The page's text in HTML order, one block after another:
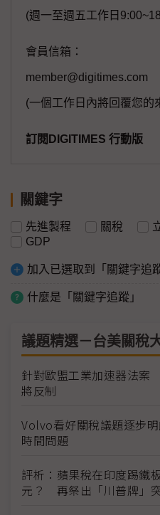
(週一至週五工作日
會員信箱：
member@digitimes.com
(一個工作日內將回覆您的
訂閱DIGITIMES 行動版
關鍵字
先進製程 關稅
GDP
加入已選取到「關鍵字追
什麼是「關鍵字追蹤」
議題精選－台美關稅
針對歐盟工業加速器法
將反制
Volvo看好關稅議題逐步
時間問題
評析：蘋果稅在印度踢鐵
元？ 再祭出「川普牌」